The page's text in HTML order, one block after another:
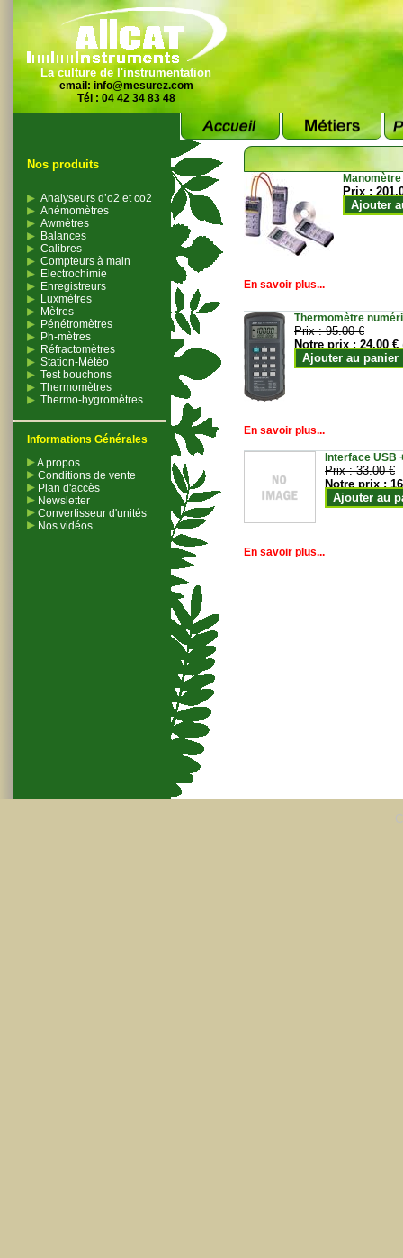
La culture de l'instrumentation
email: info@mesurez.com
Tél : 04 42 34 83 48
Nos produits
Analyseurs d’o2 et co2
Anémomètres
Awmètres
Balances
Calibres
Compteurs à main
Electrochimie
Enregistreurs
Luxmètres
Mètres
Pénétromètres
Ph-mètres
Réfractomètres
Station-Météo
Test bouchons
Thermomètres
Thermo-hygromètres
Informations Générales
A propos
Conditions de vente
Plan d'accès
Newsletter
Convertisseur d'unités
Nos vidéos
Prix :
Ajouter
En savoir plus...
Thermomètre
Prix :95.00 €
Notre prix :24.00 €
Ajouter au panier
En savoir plus...
Interface USB
Prix :33.00 €
Notre prix :
Ajouter au
En savoir plus...